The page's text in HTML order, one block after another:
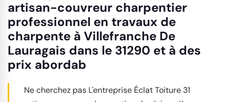
artisan-couvreur charpentier
professionnel en travaux de
charpente à Villefranche De
Lauragais dans le 31290 et à des
prix abordab
Ne cherchez pas L'entreprise Éclat Toiture 31